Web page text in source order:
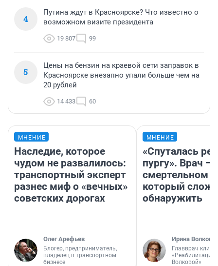
4
Путина ждут в Красноярске? Что известно о
возможном визите президента
19 807 99
5
Цены на бензин на краевой сети заправок в
Красноярске внезапно упали больше чем на
20 рублей
14 433 60
МНЕНИЕ
Наследие, которое
чудом не развалилось:
транспортный эксперт
разнес миф о «вечных»
советских дорогах
Олег Арефьев
Блогер, предприниматель,
владелец в транспортном
бизнесе
МНЕНИЕ
«Спуталась
пургу». Врач —
смертельном
который
обнаружить
Ирина Волкова
Главврач
«Реабилитация
Волковой»